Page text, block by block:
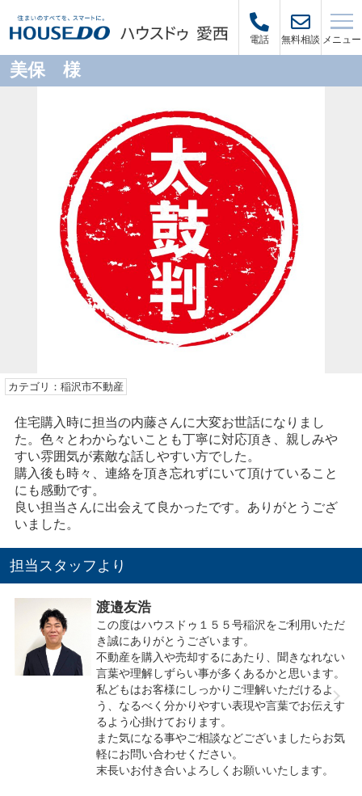
電話 無料相談 メニュー
美保 様
カテゴリ：稲沢市不動産
住宅購入時に担当の内藤さんに大変お世話になりまし
た。色々とわからないことも丁寧に対応頂き、親しみや
すい雰囲気が素敵な話しやすい方でした。
購入後も時々、連絡を頂き忘れずにいて頂けていること
にも感動です。
良い担当さんに出会えて良かったです。ありがとうござ
いました。
担当スタッフより
渡邉友浩
この度はハウスドゥ１５５号稲沢をご利用いただ
き誠にありがとうございます。
不動産を購入や売却するにあたり、聞きなれない
言葉や理解しずらい事が多くあるかと思います。
私どもはお客様にしっかりご理解いただけるよ
う、なるべく分かりやすい表現や言葉でお伝えす
るよう心掛けております。
また気になる事やご相談などございましたらお気
軽にお問い合わせください。
末長いお付き合いよろしくお願いいたします。